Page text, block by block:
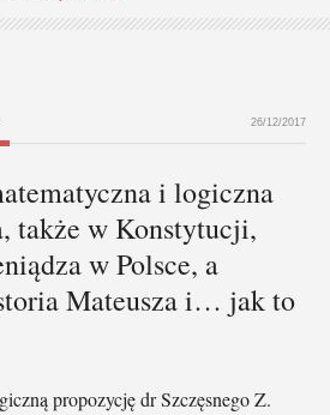
26/12/2017
i logiczna
także w Konstytucji,
w Polsce, a
Mateusza i… jak to
propozycję dr Szczęsnego Z.